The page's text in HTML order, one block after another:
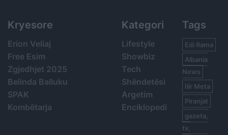
Kryesore
Erion Veliaj
Free Esim
Zgjedhjet 2025
Belinda Balluku
SPAK
Kombëtarja
Kategori
Lifestyle
Showbiz
Tech
Shëndetësi
Argetim
Enciklopedi
Tags
Edi Rama
Albania
News
Ilir Meta
Piranjat
gazeta,
tv,